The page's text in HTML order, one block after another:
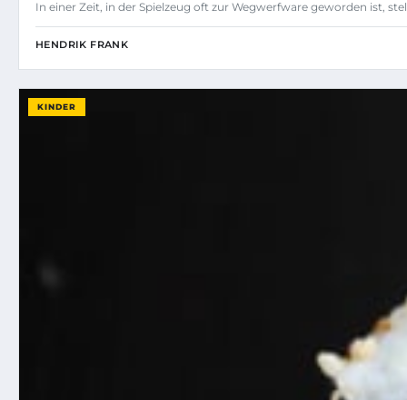
In einer Zeit, in der Spielzeug oft zur Wegwerfware geworden ist,
HENDRIK FRANK
KINDER